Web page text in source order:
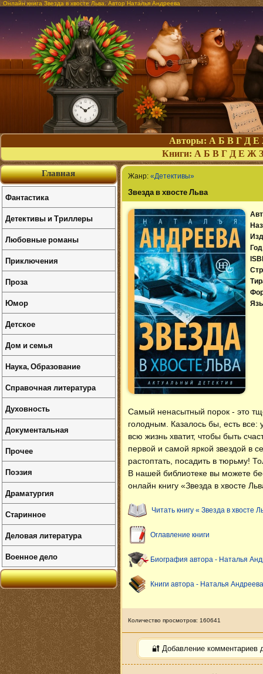
Онлайн книга Звезда в хвосте Льва. Автор Наталья Андреева
Авторы: А Б В Г Д Е
Книги: А Б В Г Д Е Ж З
Жанр: «Детективы»
Звезда в хвосте Льва
Cамый ненасытный порок - это
голодным. Казалось бы, есть все:
всю жизнь хватит, чтобы быть
первой и самой яркой звездой в
растоптать, посадить в тюрьму!
В нашей библиотеке вы можете
онлайн книгу «Звезда в хвосте
Читать книгу « Звезда в хвосте
Оглавление книги
Биография автора - Наталья
Книги автора - Наталья Андреева
Количество просмотров: 160641
🔐 Добавление комментариев
Главная
Фантастика
Детективы и Триллеры
Любовные романы
Приключения
Проза
Юмор
Детское
Дом и семья
Наука, Образование
Справочная литература
Духовность
Документальная
Прочее
Поэзия
Драматургия
Старинное
Деловая литература
Военное дело